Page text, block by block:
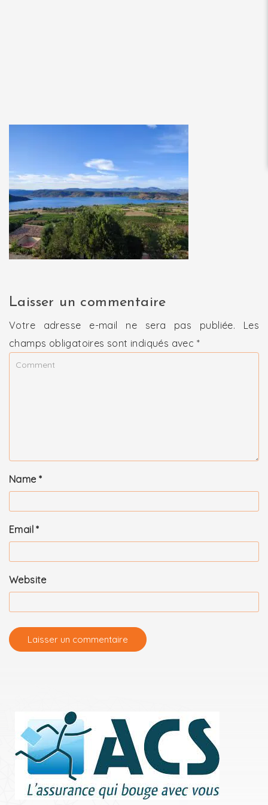
Laisser un commentaire
Votre adresse e-mail ne sera pas publiée.
Les
champs obligatoires sont indiqués avec *
Name *
Email*
Website